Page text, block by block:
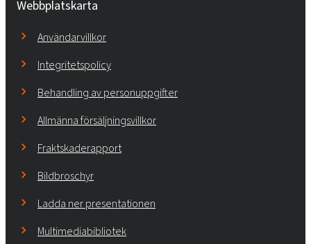
Webbplatskarta
Användarvillkor
Integritetspolicy
Behandling av personuppgifter
Allmänna försäljningsvillkor
Fraktskaderapport
Bildbroschyr
Ladda ner presentationen
Multimediabibliotek